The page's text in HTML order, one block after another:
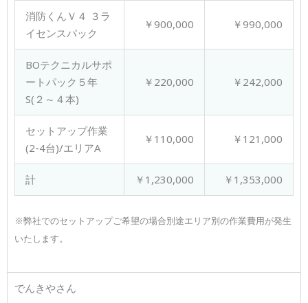
消防くんＶ４ ３ラ
イセンスパック
￥900,000 ￥990,000
BOテクニカルサポ
ートパック５年
S(２～４本)
￥220,000 ￥242,000
セットアップ作業
(2-4台)/エリアA
￥110,000 ￥121,000
計 ￥1,230,000 ￥1,353,000
※弊社でのセットアップご希望の場合別途エリア別の作業費用が発生
いたします。
でんきやさん